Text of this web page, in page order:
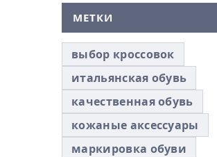
МЕТКИ
выбор кроссовок
итальянская обувь
качественная обувь
кожаные аксессуары
маркировка обуви